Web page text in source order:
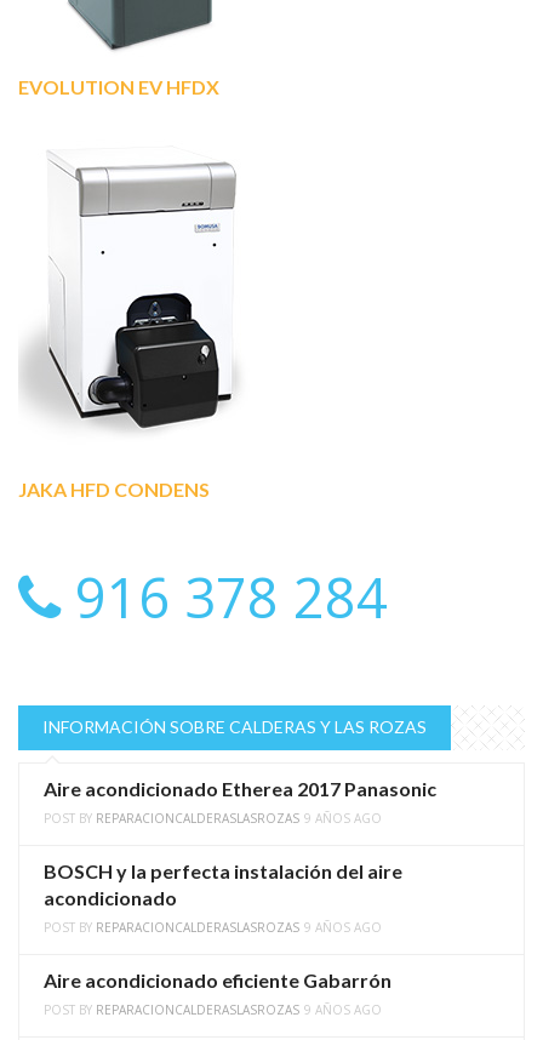
EVOLUTION EV HFDX
JAKA HFD CONDENS
916 378 284
INFORMACIÓN SOBRE CALDERAS Y LAS ROZAS
Aire acondicionado Etherea 2017 Panasonic
POST BY REPARACIONCALDERASLASROZAS 9 AÑOS AGO
BOSCH y la perfecta instalación del aire
acondicionado
POST BY REPARACIONCALDERASLASROZAS 9 AÑOS AGO
Aire acondicionado eficiente Gabarrón
POST BY REPARACIONCALDERASLASROZAS 9 AÑOS AGO